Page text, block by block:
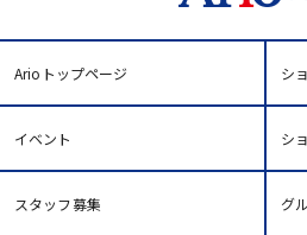
Arioトップページ シ
イベント シ
スタッフ募集 グ